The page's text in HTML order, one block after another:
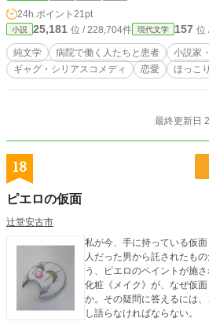
24h.ポイント 21pt
小説 25,181 位 / 228,704件 現代文学 157 位
純文学 病院で働く人たちと患者
小説家
ギャグ・シリアスコメディ
恋愛 ほっこり
最終更新日
18
ピエロの仮面
辻堂安古市
私が今、手に持っている仮
人だった男から託されたも
う、ピエロのペイントが施
化粧《メイク》が、なぜ仮
か。その疑問に答えるには
し語らなければならない。